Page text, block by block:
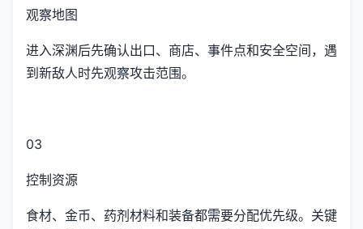
观察地图
进入深渊后先确认出口、商店、事件点和安全空间，遇
到新敌人时先观察攻击范围。
03
控制资源
食材、金币、药剂材料和装备都需要分配优先级。关键